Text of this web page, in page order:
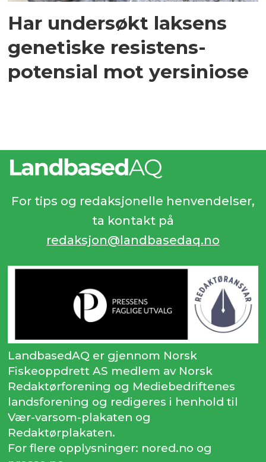
Har undersøkt laksens
genetiske resistens-
potensial mot yersiniose
For tips og redaksjonelle henvendelser,
ta kontakt på
redaksjon@landbasedaq.no
LandbasedAQ er gjennom Norsk
Fiskeoppdrett AS medlem av Norsk
Redaktørforening og Mediebedriftenes
landsforening og redigeres i henhold til
Vær-varsom-plakaten og
Redaktørplakaten.
For flere opplysninger: nored.no og